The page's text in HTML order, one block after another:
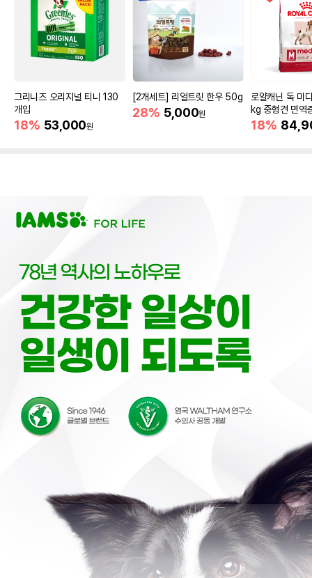
그리니즈 오리지널 티니 130
개입
18% 53,000원
[2개세트] 리얼트릿 한우 50g
28% 5,000원
로얄캐닌 독 미
kg 중형견 면역
18%